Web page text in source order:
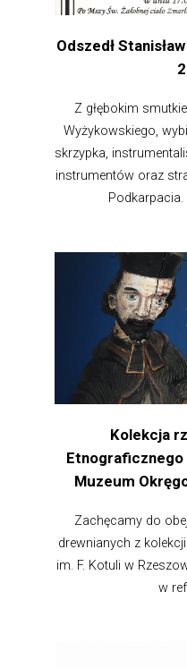
Odszedł
Z głębokim
Wyżykowskiego,
skrzypka,
instrumentów oraz
Podkarpacia.
Kolekcja
Etnograficznego
Muzeum
Zachęcamy do
drewnianych z
im. F. Kotuli w
w